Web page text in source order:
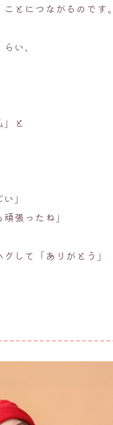
とにつながるのです
い、
と
」
張ったね」
して「ありがとう」